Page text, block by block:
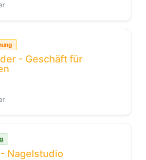
- Geschäft für
Nagelstudio